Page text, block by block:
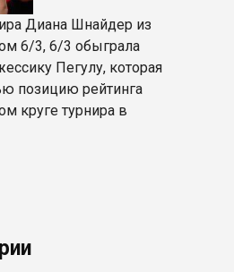
Диана Шнайдер из
6/3, 6/3 обыграла
Пегулу, которая
позицию рейтинга
круге турнира в